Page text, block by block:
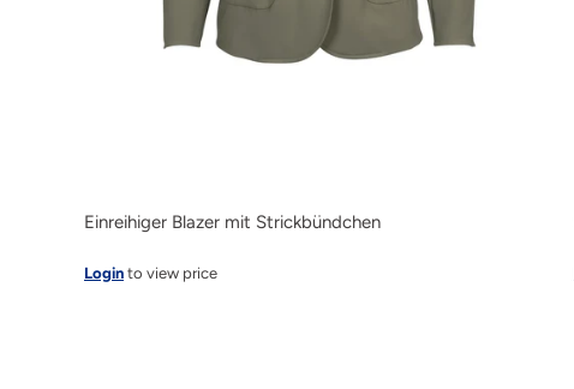
Einreihiger Blazer mit Strickbündchen
Login to view price